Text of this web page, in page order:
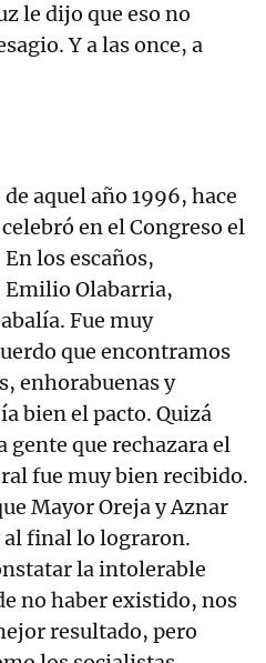
le dijo que eso no
Y a las once, a
aquel año 1996, hace
en el Congreso el
los escaños,
Emilio Olabarria,
Fue muy
que encontramos
enhorabuenas y
bien el pacto. Quizá
que rechazara el
fue muy bien recibido.
Mayor Oreja y Aznar
al final lo lograron.
la intolerable
no haber existido, nos
resultado, pero